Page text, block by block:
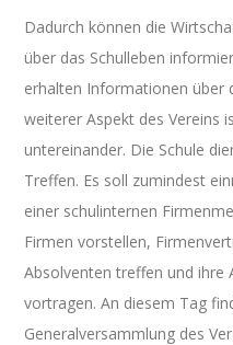
Dadurch können die
über das Schulleben
erhalten Informationen über
weiterer Aspekt des Vereins
untereinander. Die Schule
Treffen. Es soll zumindest
einer schulinternen
Firmen vorstellen,
Absolventen treffen und ihre
vortragen. An diesem Tag
Generalversammlung des